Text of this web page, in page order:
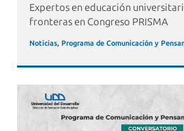
Expertos en educación
fronteras en Congreso PRISMA
Noticias, Programa de Comunicación y